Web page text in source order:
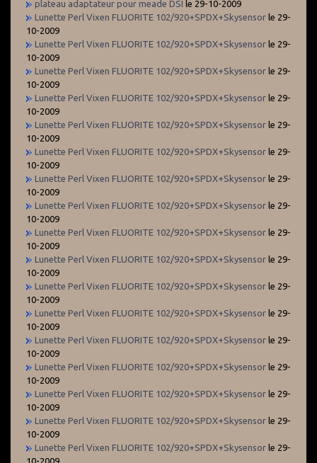
plateau adaptateur pour meade DSI le 29-10-2009
Lunette Perl Vixen FLUORITE 102/920+SPDX+Skysensor le 29-
10-2009
Lunette Perl Vixen FLUORITE 102/920+SPDX+Skysensor le 29-
10-2009
Lunette Perl Vixen FLUORITE 102/920+SPDX+Skysensor le 29-
10-2009
Lunette Perl Vixen FLUORITE 102/920+SPDX+Skysensor le 29-
10-2009
Lunette Perl Vixen FLUORITE 102/920+SPDX+Skysensor le 29-
10-2009
Lunette Perl Vixen FLUORITE 102/920+SPDX+Skysensor le 29-
10-2009
Lunette Perl Vixen FLUORITE 102/920+SPDX+Skysensor le 29-
10-2009
Lunette Perl Vixen FLUORITE 102/920+SPDX+Skysensor le 29-
10-2009
Lunette Perl Vixen FLUORITE 102/920+SPDX+Skysensor le 29-
10-2009
Lunette Perl Vixen FLUORITE 102/920+SPDX+Skysensor le 29-
10-2009
Lunette Perl Vixen FLUORITE 102/920+SPDX+Skysensor le 29-
10-2009
Lunette Perl Vixen FLUORITE 102/920+SPDX+Skysensor le 29-
10-2009
Lunette Perl Vixen FLUORITE 102/920+SPDX+Skysensor le 29-
10-2009
Lunette Perl Vixen FLUORITE 102/920+SPDX+Skysensor le 29-
10-2009
Lunette Perl Vixen FLUORITE 102/920+SPDX+Skysensor le 29-
10-2009
Lunette Perl Vixen FLUORITE 102/920+SPDX+Skysensor le 29-
10-2009
Lunette Perl Vixen FLUORITE 102/920+SPDX+Skysensor le 29-
10-2009